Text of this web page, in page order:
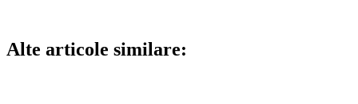
Alte articole similare: